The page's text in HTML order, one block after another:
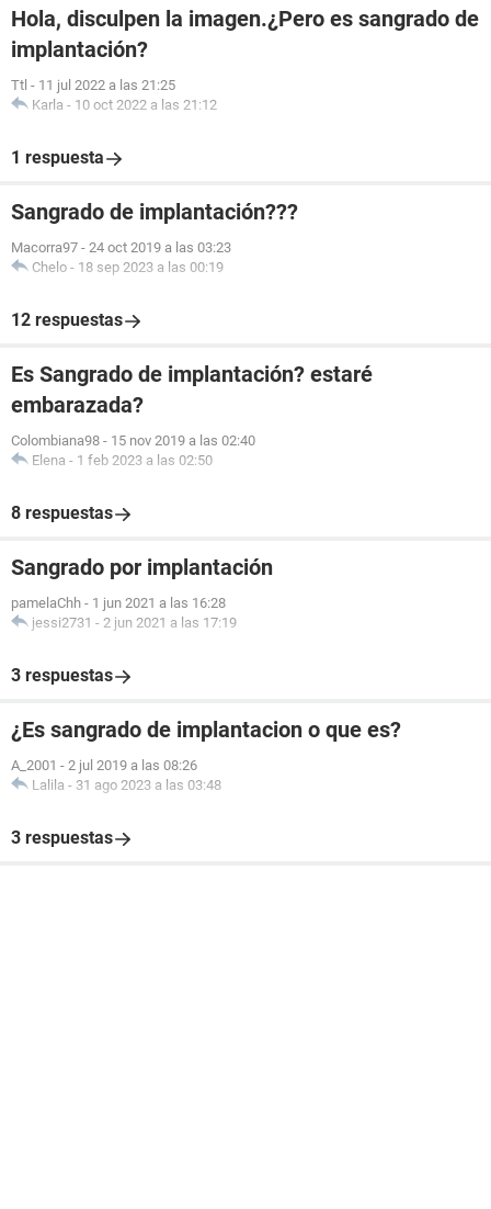
Hola, disculpen la imagen.¿Pero es sangrado de
implantación?
Ttl - 11 jul 2022 a las 21:25
Karla - 10 oct 2022 a las 21:12
1 respuesta
Sangrado de implantación???
Macorra97 - 24 oct 2019 a las 03:23
Chelo - 18 sep 2023 a las 00:19
12 respuestas
Es Sangrado de implantación? estaré
embarazada?
Colombiana98 - 15 nov 2019 a las 02:40
Elena - 1 feb 2023 a las 02:50
8 respuestas
Sangrado por implantación
pamelaChh - 1 jun 2021 a las 16:28
jessi2731 - 2 jun 2021 a las 17:19
3 respuestas
¿Es sangrado de implantacion o que es?
A_2001 - 2 jul 2019 a las 08:26
Lalila - 31 ago 2023 a las 03:48
3 respuestas